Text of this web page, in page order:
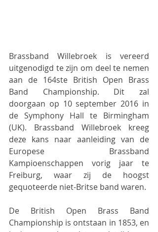
Brassband Willebroek is vereerd
uitgenodigd te zijn om deel te nemen
aan de 164ste British Open Brass
Band Championship. Dit zal
doorgaan op 10 september 2016 in
de Symphony Hall te Birmingham
(UK). Brassband Willebroek kreeg
deze kans naar aanleiding van de
Europese Brassband
Kampioenschappen vorig jaar te
Freiburg, waar zij de hoogst
gequoteerde niet-Britse band waren.
De British Open Brass Band
Championship is ontstaan in 1853, en